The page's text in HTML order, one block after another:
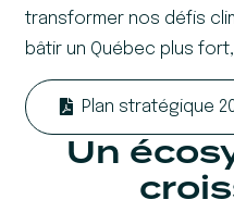
transformer nos défis
bâtir un Québec plus
Plan stratégique
Un